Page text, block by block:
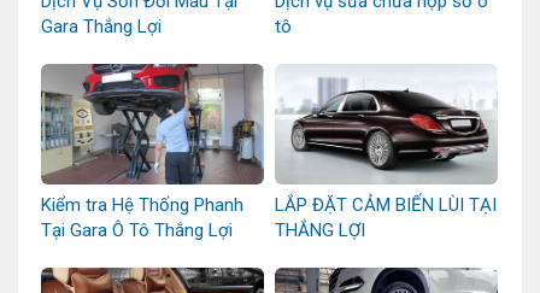
Gara Thắng Lợi
tô
Kiểm tra Hệ Thống Phanh
Tại Gara Ô Tô Thắng Lợi
LẮP ĐẶT CẢM BIẾN LÙI TẠI
THẮNG LỢI